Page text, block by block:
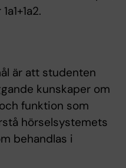
är att studenten
kunskaper om
funktion som
hörselsystemets
behandlas i